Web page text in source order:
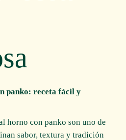
panko: receta fácil y
horno con panko son uno de
sabor, textura y tradición